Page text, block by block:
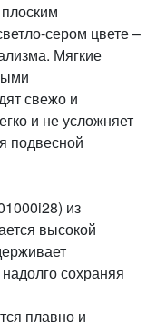
сером цвете –
Мягкие
свежо и
и не усложняет
подвесной
из
высокой
сохраняя
плавно и